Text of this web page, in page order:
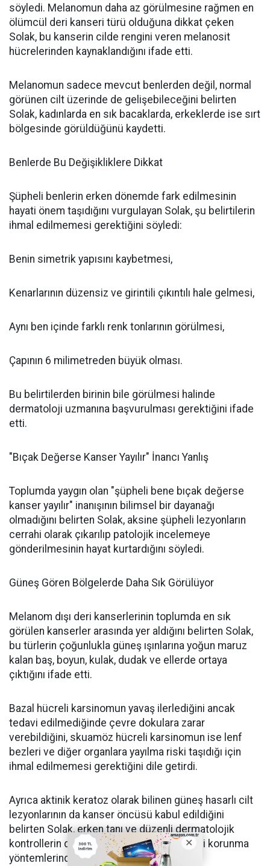
söyledi. Melanomun daha az görülmesine rağmen en
ölümcül deri kanseri türü olduğuna dikkat çeken
Solak, bu kanserin cilde rengini veren melanosit
hücrelerinden kaynaklandığını ifade etti.
Melanomun sadece mevcut benlerden değil, normal
görünen cilt üzerinde de gelişebileceğini belirten
Solak, kadınlarda en sık bacaklarda, erkeklerde ise sırt
bölgesinde görüldüğünü kaydetti.
Benlerde Bu Değişikliklere Dikkat
Şüpheli benlerin erken dönemde fark edilmesinin
hayati önem taşıdığını vurgulayan Solak, şu belirtilerin
ihmal edilmemesi gerektiğini söyledi:
Benin simetrik yapısını kaybetmesi,
Kenarlarının düzensiz ve girintili çıkıntılı hale gelmesi,
Aynı ben içinde farklı renk tonlarının görülmesi,
Çapının 6 milimetreden büyük olması.
Bu belirtilerden birinin bile görülmesi halinde
dermatoloji uzmanına başvurulması gerektiğini ifade
etti.
"Bıçak Değerse Kanser Yayılır" İnancı Yanlış
Toplumda yaygın olan "şüpheli bene bıçak değerse
kanser yayılır" inanışının bilimsel bir dayanağı
olmadığını belirten Solak, aksine şüpheli lezyonların
cerrahi olarak çıkarılıp patolojik incelemeye
gönderilmesinin hayat kurtardığını söyledi.
Güneş Gören Bölgelerde Daha Sık Görülüyor
Melanom dışı deri kanserlerinin toplumda en sık
görülen kanserler arasında yer aldığını belirten Solak,
bu türlerin çoğunlukla güneş ışınlarına yoğun maruz
kalan baş, boyun, kulak, dudak ve ellerde ortaya
çıktığını ifade etti.
Bazal hücreli karsinomun yavaş ilerlediğini ancak
tedavi edilmediğinde çevre dokulara zarar
verebildiğini, skuamöz hücreli karsinomun ise lenf
bezleri ve diğer organlara yayılma riski taşıdığı için
ihmal edilmemesi gerektiğini dile getirdi.
Ayrıca aktinik keratoz olarak bilinen güneş hasarlı cilt
lezyonlarının da kanser öncüsü kabul edildiğini
belirten Solak, erken tanı ve düzenli dermatolojik
kontrollerin deri kanserlerine karşı en etkili korunma
yöntemlerinden biri olduğunu vurguladı.